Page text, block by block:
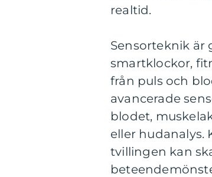
realtid.
Sensorteknik är
smartklockor,
från puls och
avancerade
blodet,
eller hudanalys.
tvillingen kan